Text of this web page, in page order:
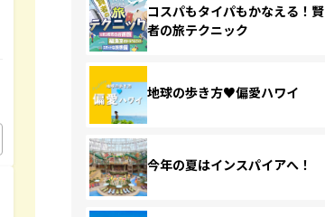
コスパもタイパもかなえる！賢
者の旅テクニック
地球の歩き方♥偏愛ハワイ
今年の夏はインスパイアへ！